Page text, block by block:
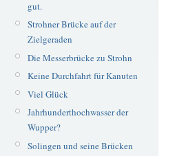
gut.
Strohner Brücke auf der
Zielgeraden
Die Messerbrücke zu Strohn
Keine Durchfahrt für Kanuten
Viel Glück
Jahrhunderthochwasser der
Wupper?
Solingen und seine Brücken